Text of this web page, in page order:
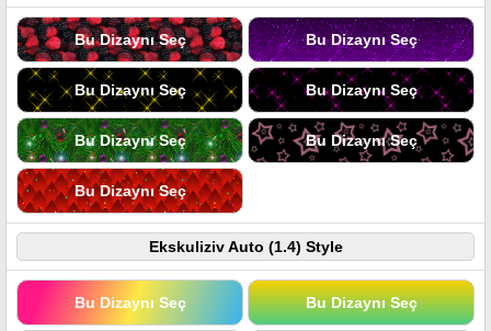
Bu Dizaynı Seç Bu Dizaynı Seç
Bu Dizaynı Seç Bu Dizaynı Seç
Bu Dizaynı Seç Bu Dizaynı Seç
Bu Dizaynı Seç
Ekskuliziv Auto (1.4) Style
Bu Dizaynı Seç Bu Dizaynı Seç